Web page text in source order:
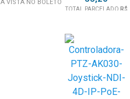
À VISTA NO BOLETO
TOTAL PARCELADO R$